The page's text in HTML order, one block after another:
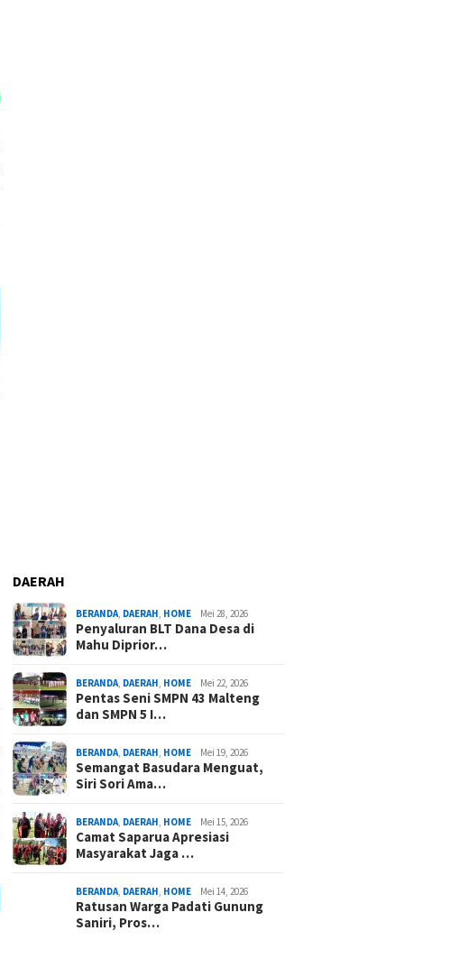
DAERAH
BERANDA, DAERAH, HOME Mei 28, 2026
Penyaluran BLT Dana Desa di
Mahu Diprior…
BERANDA, DAERAH, HOME Mei 22, 2026
Pentas Seni SMPN 43 Malteng
dan SMPN 5 I…
BERANDA, DAERAH, HOME Mei 19, 2026
Semangat Basudara Menguat,
Siri Sori Ama…
BERANDA, DAERAH, HOME Mei 15, 2026
Camat Saparua Apresiasi
Masyarakat Jaga …
BERANDA, DAERAH, HOME Mei 14, 2026
Ratusan Warga Padati Gunung
Saniri, Pros…